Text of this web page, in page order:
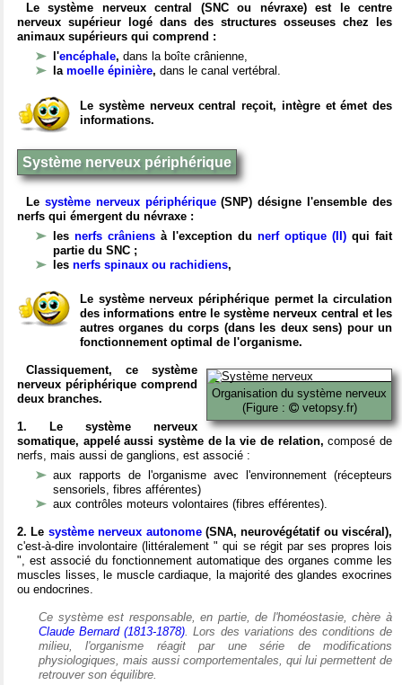
Le système nerveux central (SNC ou névraxe) est le centre
nerveux supérieur logé dans des structures osseuses chez les
animaux supérieurs qui comprend :
l'encéphale, dans la boîte crânienne,
la moelle épinière, dans le canal vertébral.
Le système nerveux central reçoit, intègre et émet des
informations.
Système nerveux périphérique
Le système nerveux périphérique(SNP) désigne l'ensemble des
nerfs qui émergent du névraxe :
les nerfs crâniens à l'exception du nerf optique (II) qui fait
partie du SNC ;
les nerfs spinaux ou rachidiens,
Le système nerveux périphérique permet la circulation
des informations entre le système nerveux central et les
autres organes du corps (dans les deux sens) pour un
fonctionnement optimal de l'organisme.
Organisation du système nerveux
(Figure :
vetopsy.fr)
Classiquement, ce système
nerveux périphérique comprend
deux branches.
1. Le système nerveux
somatique, appelé aussi système de la vie de relation, composé de
nerfs, mais aussi de ganglions, est associé :
aux rapports de l'organisme avec l'environnement (récepteurs
sensoriels, fibres afférentes)
aux contrôles moteurs volontaires (fibres efférentes).
2. Le système nerveux autonome(SNA, neurovégétatif ou viscéral),
c'est-à-dire involontaire (littéralement " qui se régit par ses propres lois
", est associé du fonctionnement automatique des organes comme les
muscles lisses, le muscle cardiaque, la majorité des glandes exocrines
ou endocrines.
Ce système est responsable, en partie, de l'homéostasie, chère à
Claude Bernard (1813-1878). Lors des variations des conditions de
milieu, l'organisme réagit par une série de modifications
physiologiques, mais aussi comportementales, qui lui permettent de
retrouver son équilibre.